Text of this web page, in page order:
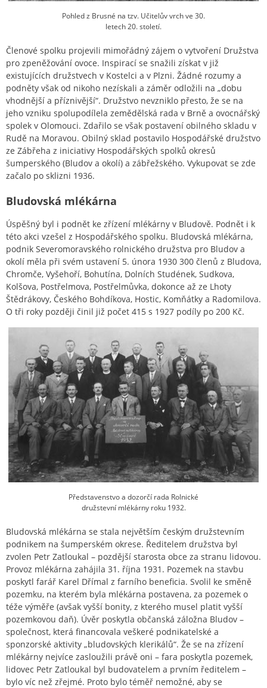
Pohled z Brusné na tzv. Učitelův vrch ve 30.
letech 20. století.
Členové spolku projevili mimořádný zájem o vytvoření Družstva
pro zpeněžování ovoce. Inspirací se snažili získat v již
existujících družstvech v Kostelci a v Plzni. Žádné rozumy a
podněty však od nikoho nezískali a záměr odložili na „dobu
vhodnější a příznivější“. Družstvo nevzniklo přesto, že se na
jeho vzniku spolupodílela zemědělská rada v Brně a ovocnářský
spolek v Olomouci. Zdařilo se však postavení obilného skladu v
Rudě na Moravou. Obilný sklad postavilo Hospodářské družstvo
ze Zábřeha z iniciativy Hospodářských spolků okresů
šumperského (Bludov a okolí) a zábřežského. Vykupovat se zde
začalo po sklizni 1936.
Bludovská mlékárna
Úspěšný byl i podnět ke zřízení mlékárny v Bludově. Podnět i k
této akci vzešel z Hospodářského spolku. Bludovská mlékárna,
podnik Severomoravského rolnického družstva pro Bludov a
okolí měla při svém ustavení 5. února 1930 300 členů z Bludova,
Chromče, Vyšehoří, Bohutína, Dolních Studének, Sudkova,
Kolšova, Postřelmova, Postřelmůvka, dokonce až ze Lhoty
Štědrákovy, Českého Bohdíkova, Hostic, Komňátky a Radomilova.
O tři roky později činil již počet 415 s 1927 podíly po 200 Kč.
Představenstvo a dozorčí rada Rolnické
družstevní mlékárny roku 1932.
Bludovská mlékárna se stala největším českým družstevním
podnikem na šumperském okrese. Ředitelem družstva byl
zvolen Petr Zatloukal – pozdější starosta obce za stranu lidovou.
Provoz mlékárna zahájila 31. října 1931. Pozemek na stavbu
poskytl farář Karel Dřímal z farního beneficia. Svolil ke směně
pozemku, na kterém byla mlékárna postavena, za pozemek o
téže výměře (avšak vyšší bonity, z kterého musel platit vyšší
pozemkovou daň). Úvěr poskytla občanská záložna Bludov –
společnost, která financovala veškeré podnikatelské a
sponzorské aktivity „bludovských klerikálů“. Že se na zřízení
mlékárny nejvíce zasloužili právě oni – fara poskytla pozemek,
lidovec Petr Zatloukal byl budovatelem a prvním ředitelem –
bylo víc než zřejmé. Proto bylo téměř nemožné, aby se